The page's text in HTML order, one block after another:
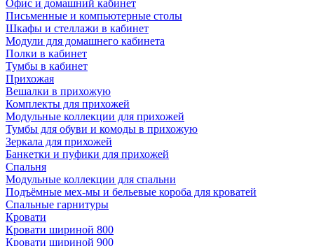
Офис и домашний кабинет
Письменные и компьютерные столы
Шкафы и стеллажи в кабинет
Модули для домашнего кабинета
Полки в кабинет
Тумбы в кабинет
Прихожая
Вешалки в прихожую
Комплекты для прихожей
Модульные коллекции для прихожей
Тумбы для обуви и комоды в прихожую
Зеркала для прихожей
Банкетки и пуфики для прихожей
Спальня
Модульные коллекции для спальни
Подъёмные мех-мы и бельевые короба для кроватей
Спальные гарнитуры
Кровати
Кровати шириной 800
Кровати шириной 900